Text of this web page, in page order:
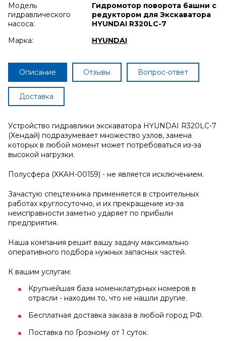
Модель
гидравлического
насоса:
Гидромотор поворота башни с
редуктором для Экскаватора
HYUNDAI R320LC-7
Марка:
HYUNDAI
Описание Отзывы Вопрос-ответ
Доставка
Устройство гидравлики экскаватора HYUNDAI R320LC-7
(Хендай) подразумевает множество узлов, замена
которых в любой момент может потребоваться из-за
высокой нагрузки.
Полусфера (XKAH-00159) - не является исключением.
Зачастую спецтехника применяется в строительных
работах круглосуточно, и их прекращение из-за
неисправности заметно ударяет по прибыли
предприятия.
Наша компания решит вашу задачу максимально
оперативного подбора нужных запасных частей.
К вашим услугам:
Крупнейшая база номенклатурных номеров в
отрасли - находим то, что не нашли другие.
Бесплатная доставка заказа в любой город РФ.
Поставка по Грозному от 1 суток.